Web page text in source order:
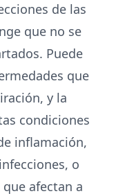
de las
que no se
Puede
que
y la
condiciones
inflamación,
o
afectan a